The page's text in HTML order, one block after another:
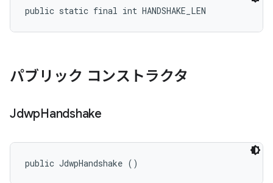
public static final int HANDSHAKE_LEN
パブリック コンストラクタ
JdwpHandshake
public JdwpHandshake ()